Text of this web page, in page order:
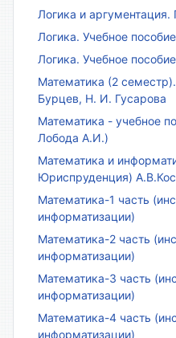
Логика и аргументация.
Логика. Учебное
Логика. Учебное
Математика (2
Бурцев, Н. И. Гусарова
Математика - учебное
Лобода А.И.)
Математика и
Юриспруденция)
Математика-1 часть
информатизации)
Математика-2 часть
информатизации)
Математика-3 часть
информатизации)
Математика-4 часть
информатизации)